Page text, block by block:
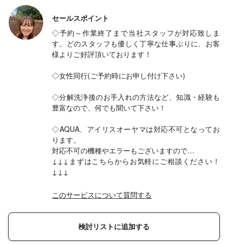
セールスポイント
◇予約～作業終了まで当社スタッフが対応致しま
す。どのスタッフも優しく丁寧な仕事ぶりに、お客
様よりご好評頂いております！
◇女性同行(ご予約時にお申し付け下さい)
◇分解洗浄後のお手入れの方法など、知識・経験も
豊富なので、何でも聞いて下さい！
◇AQUA、アイリスオーヤマは対応不可となってお
ります。
対応不可の機種やエラーもございますので…
↓↓↓まずはこちらからお気軽にご相談ください！
↓↓↓
このサービスについて質問する
検討リストに追加する